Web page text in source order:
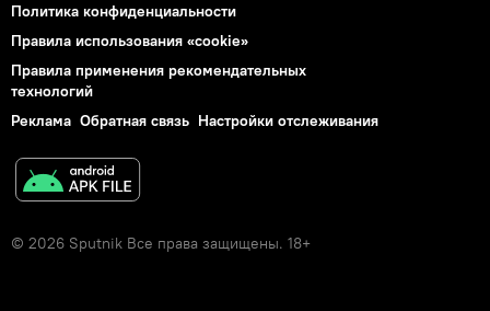
Политика конфиденциальности
Правила использования «cookie»
Правила применения рекомендательных
технологий
Реклама Обратная связь Настройки отслеживания
© 2026 Sputnik Все права защищены. 18+